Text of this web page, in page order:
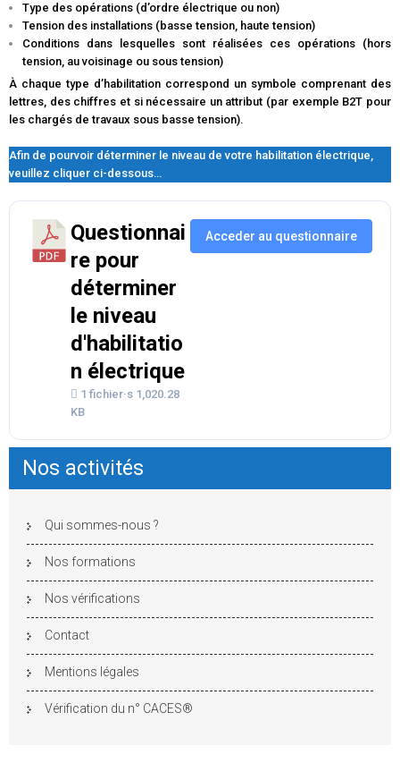
Type des opérations (d’ordre électrique ou non)
Tension des installations (basse tension, haute tension)
Conditions dans lesquelles sont réalisées ces opérations (hors
tension, au voisinage ou sous tension)
À chaque type d’habilitation correspond un symbole comprenant des
lettres, des chiffres et si nécessaire un attribut (par exemple B2T pour
les chargés de travaux sous basse tension).
Afin de pourvoir déterminer le niveau de votre habilitation électrique,
veuillez cliquer ci-dessous…
Questionnai
re pour
déterminer
le niveau
d'habilitatio
n électrique
1 fichier·s 1,020.28
KB
Acceder au questionnaire
Nos activités
Qui sommes-nous ?
Nos formations
Nos vérifications
Contact
Mentions légales
Vérification du n° CACES®